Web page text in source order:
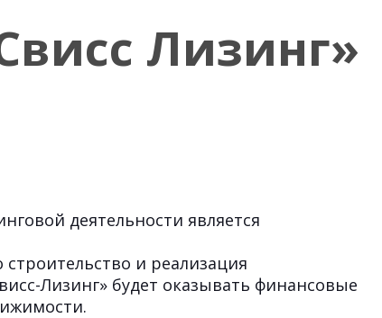
Лизинг»
деятельности является
и реализация
Лизинг» будет оказывать финансовые